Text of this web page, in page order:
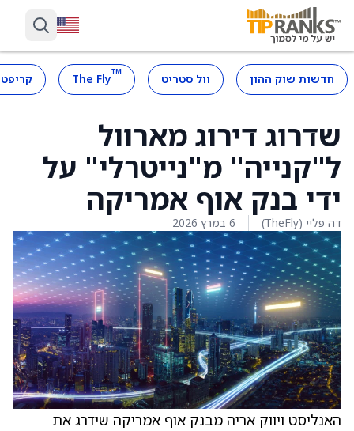
חדשות שוק ההון וול סטריט ™
The Fly
שדרוג דירוג מארוול
ל"קנייה" מ"נייטרלי" על
ידי בנק אוף אמריקה
דה פליי (TheFly) 6 במרץ 2026
האנליסט ויווק אריה מבנק אוף אמריקה שידרג את